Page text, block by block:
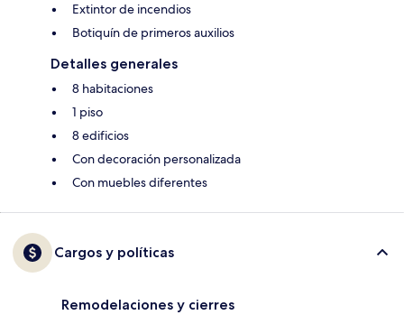
Extintor de incendios
Botiquín de primeros auxilios
Detalles generales
8 habitaciones
1 piso
8 edificios
Con decoración personalizada
Con muebles diferentes
Cargos y políticas
Remodelaciones y cierres